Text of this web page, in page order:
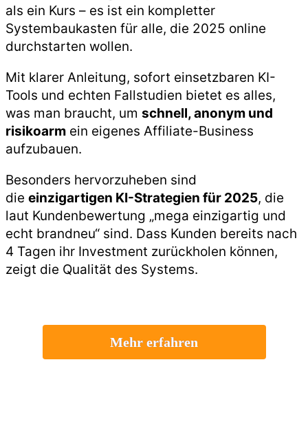
als ein Kurs – es ist ein kompletter
Systembaukasten für alle, die 2025 online
durchstarten wollen.
Mit klarer Anleitung, sofort einsetzbaren KI-
Tools und echten Fallstudien bietet es alles,
was man braucht, um schnell, anonym und
risikoarm ein eigenes Affiliate-Business
aufzubauen.
Besonders hervorzuheben sind
die einzigartigen KI-Strategien für 2025, die
laut Kundenbewertung „mega einzigartig und
echt brandneu“ sind. Dass Kunden bereits nach
4 Tagen ihr Investment zurückholen können,
zeigt die Qualität des Systems.
Mehr erfahren